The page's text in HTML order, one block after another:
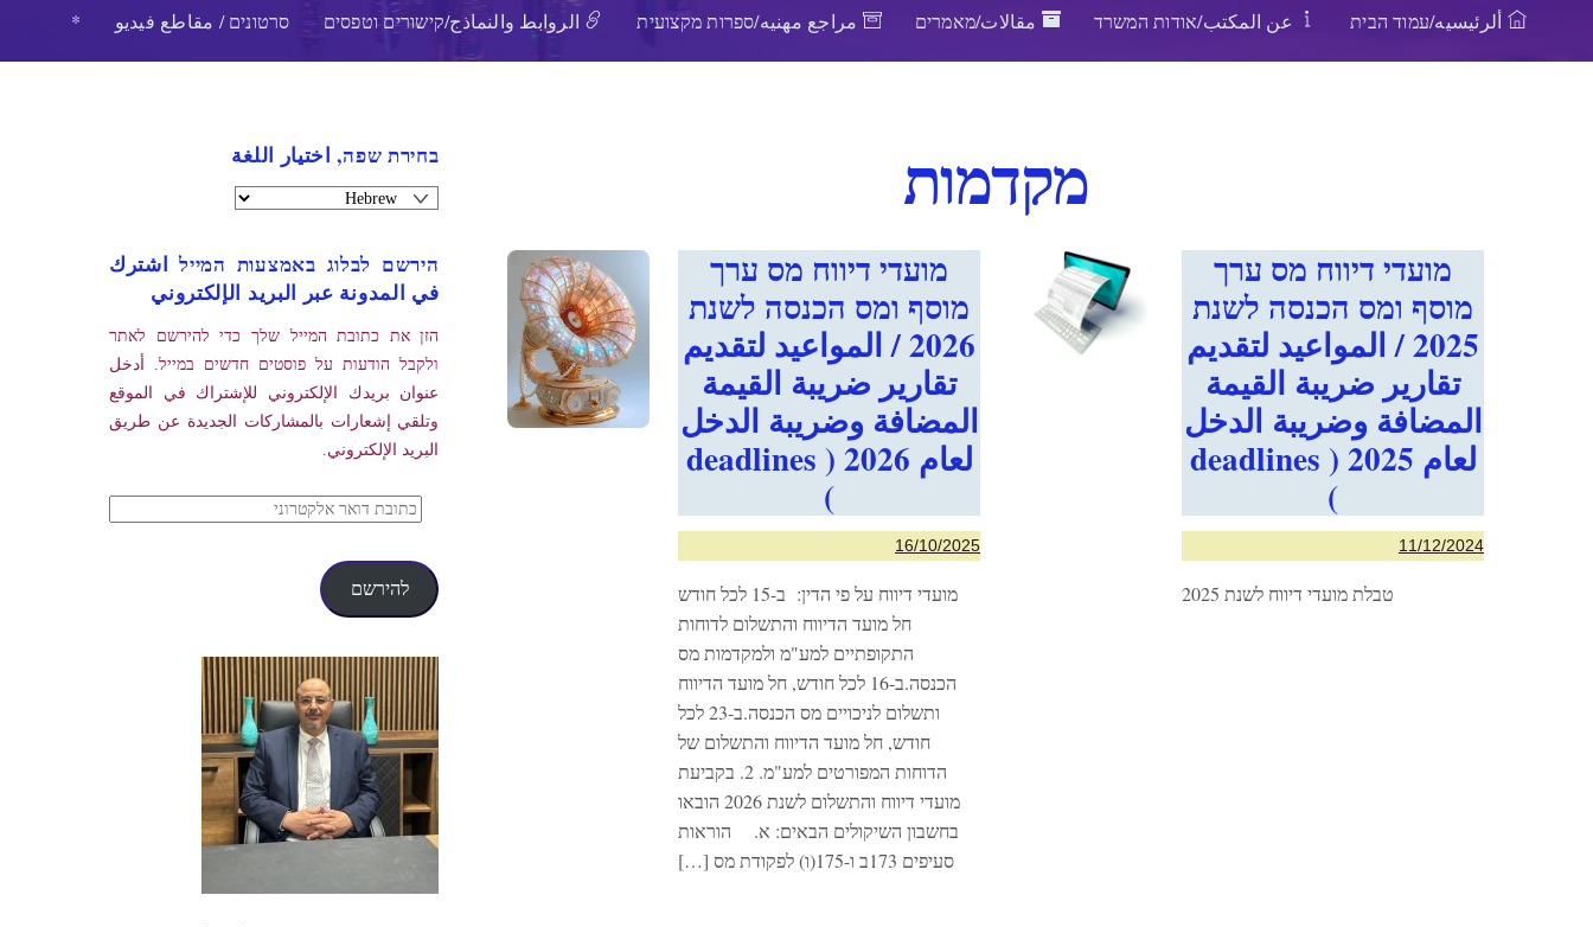
ألرئيسيه/עמוד הבית عن المكتب/אודות המשרד مقالات/מאמרים مراجع مهنيه/ספרות מקצועית الروابط والنماذج/קישורים וטפסים סרטונים / مقاطع فيديو *
מקדמות
מועדי דיווח מס ערך
מוסף ומס הכנסה לשנת
2026 / المواعيد لتقديم
تقارير ضريبة القيمة
المضافة وضريبة الدخل
لعام 2026 ( deadlines
)
16/10/2025
מועדי דיווח על פי הדין: ב-15 לכל חודש
חל מועד הדיווח והתשלום לדוחות
התקופתיים למע"מ ולמקדמות מס
הכנסה.ב-16 לכל חודש, חל מועד הדיווח
ותשלום לניכויים מס הכנסה.ב-23 לכל
חודש, חל מועד הדיווח והתשלום של
הדוחות המפורטים למע"מ. 2. בקביעת
מועדי דיווח והתשלום לשנת 2026 הובאו
בחשבון השיקולים הבאים: א. הוראות
סעיפים 173ב ו-175(ו) לפקודת מס […]
מועדי דיווח מס ערך
מוסף ומס הכנסה לשנת
2025 / المواعيد لتقديم
تقارير ضريبة القيمة
المضافة وضريبة الدخل
لعام 2025 ( deadlines
)
11/12/2024
טבלת מועדי דיווח לשנת 2025
בחירת שפה, اختيار اللغة
הירשם לבלוג באמצעות המייל اشترك
في المدونة عبر البريد الإلكتروني
הזן את כתובת המייל שלך כדי להירשם לאתר
ולקבל הודעות על פוסטים חדשים במייל. أدخل
عنوان بريدك الإلكتروني للإشتراك في الموقع
وتلقي إشعارات بالمشاركات الجديدة عن طريق
البريد الإلكتروني.
כתובת
אלקטרוני
להירשם